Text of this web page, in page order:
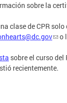
sobre la
clase de CPR
o
sobre el curso
recientemente.